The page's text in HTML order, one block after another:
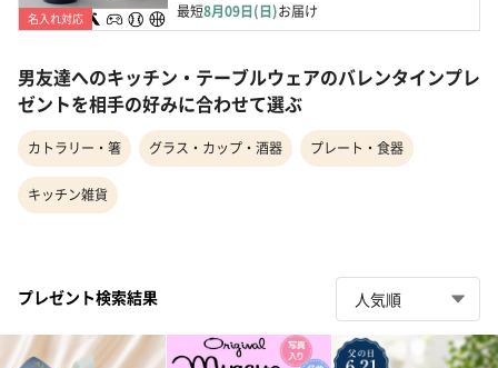
名入れ対応 最短8月09日(日)お届け
男友達へのキッチン・テーブルウェアのバレンタインプレ
ゼントを相手の好みに合わせて選ぶ
カトラリー・箸 グラス・カップ・酒器 プレート・食器
キッチン雑貨
プレゼント検索結果